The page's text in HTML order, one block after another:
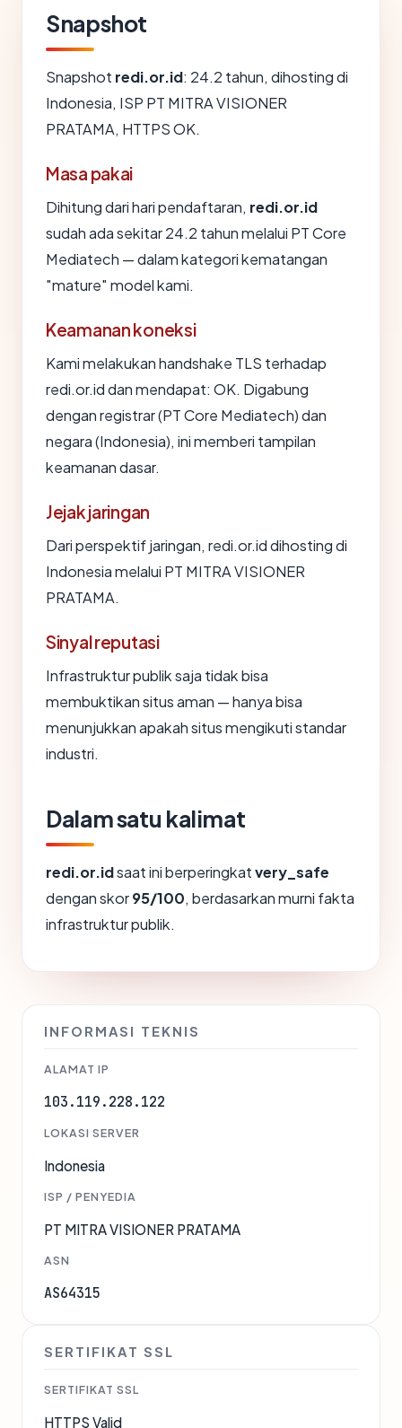
Snapshot
Snapshot redi.or.id: 24.2 tahun, dihosting di
Indonesia, ISP PT MITRA VISIONER
PRATAMA, HTTPS OK.
Masa pakai
Dihitung dari hari pendaftaran, redi.or.id
sudah ada sekitar 24.2 tahun melalui PT Core
Mediatech — dalam kategori kematangan
"mature" model kami.
Keamanan koneksi
Kami melakukan handshake TLS terhadap
redi.or.id dan mendapat: OK. Digabung
dengan registrar (PT Core Mediatech) dan
negara (Indonesia), ini memberi tampilan
keamanan dasar.
Jejak jaringan
Dari perspektif jaringan, redi.or.id dihosting di
Indonesia melalui PT MITRA VISIONER
PRATAMA.
Sinyal reputasi
Infrastruktur publik saja tidak bisa
membuktikan situs aman — hanya bisa
menunjukkan apakah situs mengikuti standar
industri.
Dalam satu kalimat
redi.or.idsaat ini berperingkatvery_safe
dengan skor95/100, berdasarkan murni fakta
infrastruktur publik.
INFORMASI TEKNIS
ALAMAT IP
103.119.228.122
LOKASI SERVER
Indonesia
ISP / PENYEDIA
PT MITRA VISIONER PRATAMA
ASN
AS64315
SERTIFIKAT SSL
SERTIFIKAT SSL
HTTPS Valid